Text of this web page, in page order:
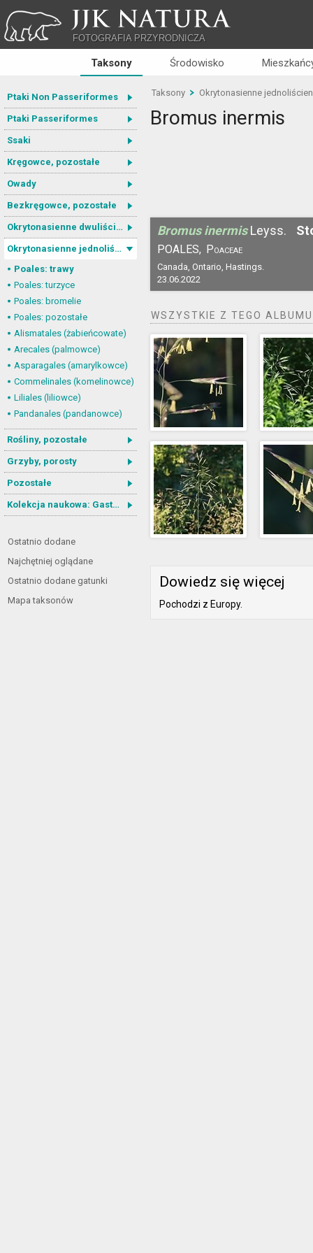
JJK NATURA
FOTOGRAFIA PRZYRODNICZA
Taksony Środowisko
Ptaki Non Passeriformes
Ptaki Passeriformes
Ssaki
Kręgowce, pozostałe
Owady
Bezkręgowce, pozostałe
Okrytonasienne dwuliścienne
Okrytonasienne jednoliścienne
Poales: trawy
Poales: turzyce
Poales: bromelie
Poales: pozostałe
Alismatales (żabieńcowate)
Arecales (palmowce)
Asparagales (amarylkowce)
Commelinales (komelinowce)
Liliales (liliowce)
Pandanales (pandanowce)
Rośliny, pozostałe
Grzyby, porosty
Pozostałe
Kolekcja naukowa: Gastrotricha
Ostatnio dodane
Najchętniej oglądane
Ostatnio dodane gatunki
Mapa taksonów
Taksony Okrytonasienne
Bromus inermis
Bromus inermis Leyss.
POALES, Poaceae
Canada, Ontario, Hastings.
23.06.2022
WSZYSTKIE Z TEGO ALBUMU
Dowiedz się więcej
Pochodzi z Europy.